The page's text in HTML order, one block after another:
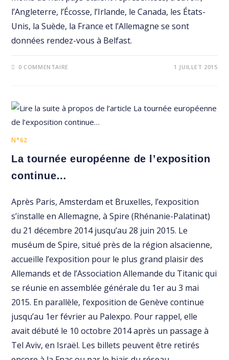
l’Angleterre, l’Écosse, l’Irlande, le Canada, les États-
Unis, la Suède, la France et l’Allemagne se sont
données rendez-vous à Belfast.
0 COMMENTAIRE 1 JUILLET 2015
N°62
La tournée européenne de l’exposition
continue…
Après Paris, Amsterdam et Bruxelles, l’exposition
s’installe en Allemagne, à Spire (Rhénanie-Palatinat)
du 21 décembre 2014 jusqu’au 28 juin 2015. Le
muséum de Spire, situé près de la région alsacienne,
accueille l’exposition pour le plus grand plaisir des
Allemands et de l’Association Allemande du Titanic qui
se réunie en assemblée générale du 1er au 3 mai
2015. En parallèle, l’exposition de Genève continue
jusqu’au 1er février au Palexpo. Pour rappel, elle
avait débuté le 10 octobre 2014 après un passage à
Tel Aviv, en Israël. Les billets peuvent être retirés